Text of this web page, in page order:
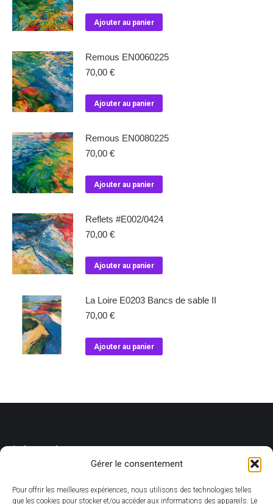
Gérer le consentement
Pour offrir les meilleures expériences, nous utilisons des technologies telles
que les cookies pour stocker et/ou accéder aux informations des appareils. Le
Ajouter au panier
Remous EN0060225
70,00 €
Ajouter au panier
Remous EN0080225
70,00 €
Ajouter au panier
Reflets #E002/0424
70,00 €
Ajouter au panier
La Loire E0203 Bancs de sable II
70,00 €
Ajouter au panier
Livraison
Concernant les livraisons, elles sont toujours accompagnées de